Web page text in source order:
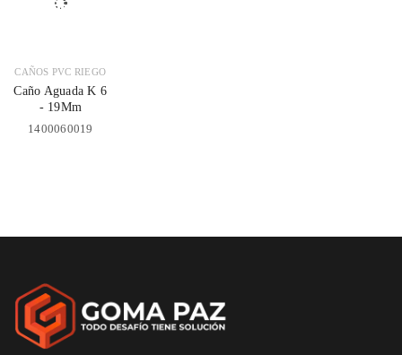
CAÑOS PVC RIEGO
Caño Aguada K 6
- 19Mm
1400060019